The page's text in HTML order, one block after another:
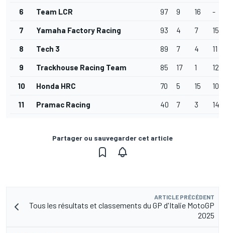
6 Team LCR 97 9 16 -
7 Yamaha Factory Racing 93 4 7 15
8 Tech 3 89 7 4 11
9 Trackhouse Racing Team 85 17 1 12
10 Honda HRC 70 5 15 10
11 Pramac Racing 40 7 3 14
Partager ou sauvegarder cet article
ARTICLE PRÉCÉDENT
Tous les résultats et classements du GP d'Italie MotoGP
2025